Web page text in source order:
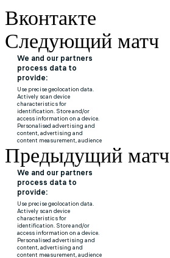
Вконтакте
Следующий матч
Предыдущий матч